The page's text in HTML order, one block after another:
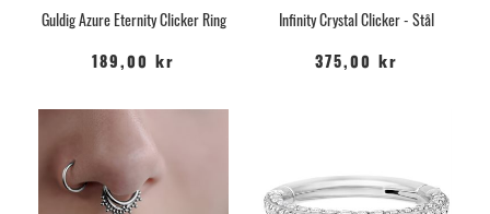
Guldig Azure Eternity Clicker Ring
189,00 kr
Infinity Crystal Clicker - Stål
375,00 kr